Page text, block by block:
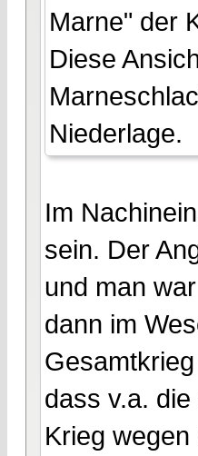
Marne" der
Diese
Niederlage.
Im
sein. Der
und man
dann im
dass v.a.
Krieg